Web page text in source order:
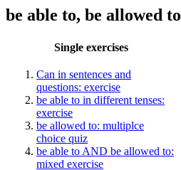
be able to, be allowed to
Single exercises
Can in sentences and
questions: exercise
be able to in different tenses:
exercise
be allowed to: multiplce
choice quiz
be able to AND be allowed to:
mixed exercise